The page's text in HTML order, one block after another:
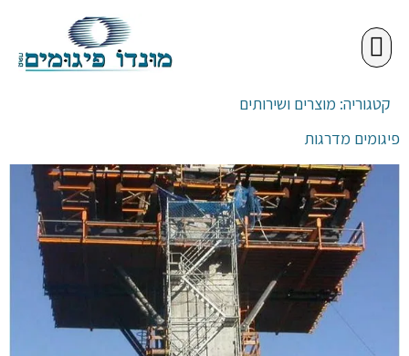
קטגוריה: מוצרים ושירותים
פיגומים מדרגות